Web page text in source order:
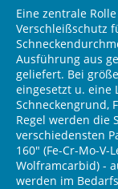
Eine zentrale
Verschleißschutz
Ausführung aus
geliefert. Bei
eingesetzt u. eine
Schneckengrund,
Regel werden die
verschiedensten
160" (Fe-Cr-Mo-
Wolframcarbid) -
werden im